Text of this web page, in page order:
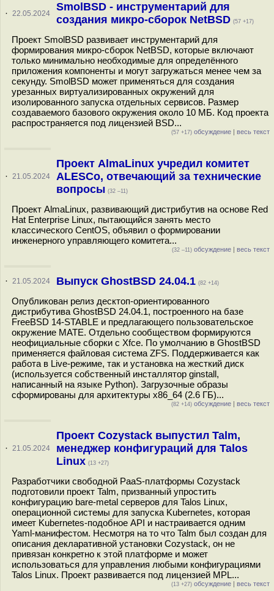
· 22.05.2024
SmolBSD - инструментарий для
создания микро-сборок NetBSD (57 +17)
Проект SmolBSD развивает инструментарий для
формирования микро-сборок NetBSD, которые включают
только минимально необходимые для определённого
приложения компоненты и могут загружаться менее чем за
секунду. SmolBSD может применяться для создания
урезанных виртуализированных окружений для
изолированного запуска отдельных сервисов. Размер
создаваемого базового окружения около 10 МБ. Код проекта
распространяется под лицензией BSD...
(57 +17) обсуждение | весь текст
· 21.05.2024
Проект AlmaLinux учредил комитет
ALESCo, отвечающий за технические
вопросы (32 –11)
Проект AlmaLinux, развивающий дистрибутив на основе Red
Hat Enterprise Linux, пытающийся занять место
классического CentOS, объявил о формировании
инженерного управляющего комитета...
(32 –11) обсуждение | весь текст
· 21.05.2024 Выпуск GhostBSD 24.04.1 (82 +14)
Опубликован релиз десктоп-ориентированного
дистрибутива GhostBSD 24.04.1, построенного на базе
FreeBSD 14-STABLE и предлагающего пользовательское
окружение MATE. Отдельно сообществом формируются
неофициальные сборки с Xfce. По умолчанию в GhostBSD
применяется файловая система ZFS. Поддерживается как
работа в Live-режиме, так и установка на жесткий диск
(используется собственный инсталлятор ginstall,
написанный на языке Python). Загрузочные образы
сформированы для архитектуры x86_64 (2.6 ГБ)...
(82 +14) обсуждение | весь текст
· 21.05.2024
Проект Cozystack выпустил Talm,
менеджер конфигураций для Talos
Linux (13 +27)
Разработчики свободной PaaS-платформы Cozystack
подготовили проект Talm, призванный упростить
конфигурацию bare-metal серверов для Talos Linux,
операционной системы для запуска Kubernetes, которая
имеет Kubernetes-подобное API и настраивается одним
Yaml-манифестом. Несмотря на то что Talm был создан для
описания декларативной установки Cozystack, он не
привязан конкретно к этой платформе и может
использоваться для управления любыми конфигурациями
Talos Linux. Проект развивается под лицензией MPL...
(13 +27) обсуждение | весь текст